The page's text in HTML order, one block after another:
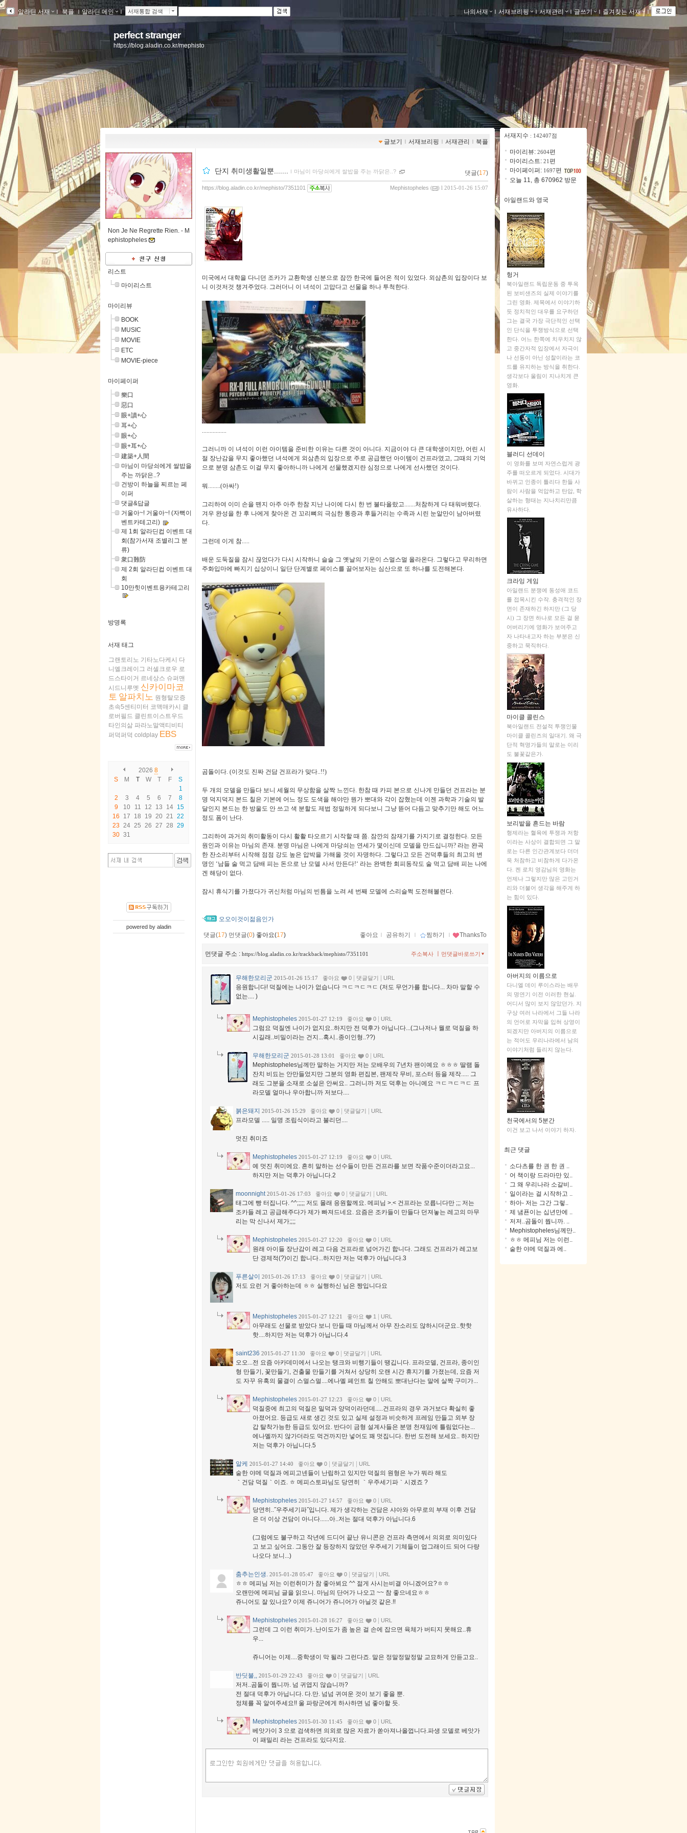
알라딘 서재 ｌ 북플 ｌ 알라딘 메인 ｌ 서재통합 검색 나의서재 ｌ 서재브리핑 ｌ서재관리 ｌ글쓰기 ｌ 즐겨찾는 서재 ｌ
perfect stranger
https://blog.aladin.co.kr/mephisto
글보기 ｌ 서재브리핑 ｌ 서재관리 ｌ 북플
Non Je Ne Regrette Rien. - M
ephistopheles
리스트
마이리스트
마이리뷰
BOOK
MUSIC
MOVIE
ETC
MOVIE-piece
마이페이퍼
樂口
惡口
眼+讀+心
耳+心
眼+心
眼+耳+心
建築+人間
마님이 마당쇠에게 쌀밥을
주는 까닭은..?
건방이 하늘을 찌르는 페
이퍼
댓글&답글
거울아~! 거울아~! (자뻑이
벤트카테고리)
제 1회 알라딘컵 이벤트 대
회(참가서재 조별리그 분
류)
衆口難防
제 2회 알라딘컵 이벤트 대
회
10만힛이벤트용카테고리
방명록
서재 태그
그랜토리노 기타노다케시
다
니엘크레이그 러셀크로우 로
드스타이거 르네상스 슈퍼맨
시드니루멧 신카이마코
토 알파치노 원형탈모증
초속5센티미터 코맥매카시
클
로버필드 클린트이스트우드
타인의삶 파라노말액티비티
퍼덕퍼덕 coldplay EBS
2026 8
S
M T W T F
S
1
2
3 4 5 6 7
8
9
10 11 12 13 14 15
16
17 18 19 20 21 22
23 24 25 26 27 28 29
30 31
powered by aladin
단지 취미생활일뿐....... ｌ 마님이 마당쇠에게 쌀밥을 주는 까닭은..? 댓글(17)
Mephistopheles ( ) l 2015-01-26 15:07
https://blog.aladin.co.kr/mephisto/7351101
미국에서 대학을 다니던 조카가 교환학생 신분으로 잠깐 한국에 들어온 적이 있었다. 외삼촌의 입장이다 보
니 이것저것 챙겨주었다. 그러더니 이 녀석이 고맙다고 선물을 하나 투척한다.
................
그러니까 이 녀석이 이런 아이템을 준비한 이유는 다른 것이 아니다. 지금이야 다 큰 대학생이지만, 어린 시
절 장난감을 무지 좋아했던 녀석에게 외삼촌의 입장으로 주로 공급했던 아이템이 건프라였고, 그때의 기억
으로 분명 삼촌도 이걸 무지 좋아하니까 나에게 선물했겠지란 심정으로 나에게 선사했던 것이다.
뭐 ........(아싸!)
그리하여 이미 손을 뗀지 아주 아주 한참 지난 나이에 다시 한 번 불타올랐고.......처참하게 다 태워버렸다.
겨우 완성을 한 후 나에게 찾아온 건 꼬리뼈의 극심한 통증과 후들거리는 수족과 시린 눈알만이 남아버렸
다.
그런데 이게 참.....
배운 도둑질을 잠시 끊었다가 다시 시작하니 슬슬 그 옛날의 기운이 스멀스멀 올라온다. 그렇다고 무리하면
주화입마에 빠지기 십상이니 일단 단계별로 페이스를 끌어보자는 심산으로 또 하나를 도전해본다.
곰돌이다. (이것도 진짜 건담 건프라가 맞다..!!)
두 개의 모델을 만들다 보니 세월의 무상함을 살짝 느낀다. 한참 때 카피 본으로 신나게 만들던 건프라는 분
명 덕지덕지 본드 칠은 기본에 어느 정도 도색을 해야만 뭔가 뽀대와 각이 잡혔는데 이젠 과학과 기술의 발
달인지 본드는 한 방울도 안 쓰고 색 분할도 제법 정밀하게 되다보니 그냥 뜯어 다듬고 맞추기만 해도 어느
정도 폼이 난다.
그리하여 과거의 취미활동이 다시 활활 타오르기 시작할 때 쯤. 잠깐의 잠재기를 가지기로 결정한다. 모든
원인과 이유는 마님의 존재 . 분명 마님은 나에게 마당쇠는 연세가 몇이신데 모델을 만드십니까? 라는 완곡
한 잔소리부터 시작해 점점 강도 높은 압박을 가해올 것이 자명하다. 그렇다고 모든 건덕후들의 최고의 변
명인 ‘남들 술 먹고 담배 피는 돈으로 난 모델 사서 만든다!‘ 라는 완벽한 회피동작도 술 먹고 담배 피는 나에
겐 해당이 없다.
잠시 휴식기를 가졌다가 귀신처럼 마님의 빈틈을 노려 세 번째 모델에 스리슬쩍 도전해볼련다.
오오이것이젊음인가
댓글(17) 먼댓글(0) 좋아요(17) 좋아요 ｌ 공유하기 ｌ 찜하기 ｌ ThanksTo
먼댓글 주소 : https://blog.aladin.co.kr/trackback/mephisto/7351101 먼댓글바로쓰기
주소복사
무해한모리군 2015-01-26 15:17 좋아요 0 댓글달기 URL
응원합니다! 덕질에는 나이가 없습니다 ㅋㄷㅋㄷㅋㄷ (저도 무언가를 합니다... 차마 말할 수
없는.... )
Mephistopheles 2015-01-27 12:19 좋아요 0 URL
그럼요 덕질엔 나이가 없지요..하지만 전 덕후가 아닙니다...(그나저나 뭘로 덕질을 하
시길래..비밀이라는 건지...혹시..종이인형..??)
무해한모리군 2015-01-28 13:01 좋아요 0 URL
Mephistopheles님께만 말하는 거지만 저는 모배우의 7년차 팬이예요 ㅎㅎㅎ 딸램 돌
잔치 비됴는 안만들었지만 그분의 영화 편집본, 팬제작 무비, 포스터 등을 제작..... 그
래도 그분을 소재로 소설은 안써요.. 그러니까 저도 덕후는 아니예요 ㅋㄷㅋㄷㅋㄷ 프
라모델 얼마나 우아합니까 저보다....
붉은돼지 2015-01-26 15:29 좋아요 0 댓글달기 URL
프라모델 ..... 일명 조립식이라고 불리던....
멋진 취미죠
Mephistopheles 2015-01-27 12:19 좋아요 0 URL
예 멋진 취미에요. 흔히 말하는 선수들이 만든 건프라를 보면 작품수준이더라고요...
하지만 저는 덕후가 아닙니다.2
moonnight 2015-01-26 17:03 좋아요 0 댓글달기 URL
태그에 빵 터집니다. ^^;;;;; 저도 몰래 응원할께요. 메피님 >.< 건프라는 모릅니다만 ;;; 저는
조카들 레고 공급해주다가 제가 빠져드네요. 요즘은 조카들이 만들다 던져놓는 레고의 마무
리는 막 신나서 제가;;;;
Mephistopheles 2015-01-27 12:20 좋아요 0 URL
원래 아이들 장난감이 레고 다음 건프라로 넘어가긴 합니다. 그래도 건프라가 레고보
단 경제적(?)이긴 합니다...하지만 저는 덕후가 아닙니다.3
푸른살이 2015-01-26 17:13 좋아요 0 댓글달기 URL
저도 요런 거 좋아하는데 ㅎㅎ 실행하신 님은 짱입니다요
Mephistopheles 2015-01-27 12:21 좋아요 1 URL
아무래도 선물로 받았다 보니 만들 때 마님께서 아무 잔소리도 않하시더군요..핫핫
핫....하지만 저는 덕후가 아닙니다.4
saint236 2015-01-27 11:30 좋아요 0 댓글달기 URL
오오...전 요즘 아카데미에서 나오는 탱크와 비행기들이 땡깁니다. 프라모델, 건프라, 종이인
형 만들기, 꽃만들기, 건출물 만들기를 거쳐서 상당히 오랜 시간 휴지기를 가졌는데, 요즘 저
도 자꾸 유혹의 물결이 스멀스멀....에나멜 페인트 칠 안해도 뽀대난다는 말에 살짝 구미가...
Mephistopheles 2015-01-27 12:23 좋아요 0 URL
덕질중에 최고의 덕질은 밀덕과 양덕이라던데.....건프라의 경우 과거보다 확실히 좋
아졌어요. 등급도 새로 생긴 것도 있고 실제 설정과 비슷하게 프레임 만들고 외부 장
갑 탈착가능한 등급도 있어요. 반다이 금형 설계사들은 분명 천재임에 틀림없다는...
에나멜까지 않가더라도 먹건까지만 넣어도 꽤 멋집니다. 한번 도전해 보세요.. 하지만
저는 덕후가 아닙니다.5
알케 2015-01-27 14:40 좋아요 0 댓글달기 URL
숱한 야메 덕질과 에피고넨들이 난립하고 있지만 덕질의 원형은 누가 뭐라 해도
｀건담 덕질｀이죠. ㅎ 메피스토파님도 당연히 ｀우주세기파｀시겠죠 ?
Mephistopheles 2015-01-27 14:57 좋아요 0 URL
당연히..˝우주세기파˝입니다. 제가 생각하는 건담은 샤아와 아무로의 부재 이후 건담
은 더 이상 건담이 아니다......아..저는 절대 덕후가 아닙니다.6
(그럼에도 불구하고 작년에 드디어 끝난 유니콘은 건프라 측면에서 의외로 의미있다
고 보고 싶어요. 그동안 잘 등장하지 않았던 우주세기 기체들이 업그래이드 되어 다량
나오다 보니...)
춤추는인생. 2015-01-28 05:47 좋아요 0 댓글달기 URL
ㅎㅎ 메피님 저는 이런취미가 참 좋아뵈요 ^^ 젊게 사시는비결 아니겠어요?ㅎㅎ
오랜만에 메피님 글을 읽으니. 마님의 단어가 나오고 ~~ 참 좋으네요ㅎㅎ
쥬니어도 잘 있나요? 이제 쥬니어가 쥬니어가 아닐것 같은.!!
Mephistopheles 2015-01-28 16:27 좋아요 0 URL
그런데 그 이런 취미가..난이도가 좀 높은 걸 손에 잡으면 육체가 버티지 못해요..휴
우...
쥬니어는 이제....중학생이 막 될라 그런다죠. 말은 정말정말정말 교묘하게 안듣고요..
반딧불,, 2015-01-29 22:43 좋아요 0 댓글달기 URL
저저..곰돌이 뭡니까. 넘 귀엽지 않습니까?
전 절대 덕후가 아닙니다. 다.만. 넘넘 귀여운 것이 보기 좋을 뿐.
정체를 꼭 알여주세요!! 울 파랑군에게 하사하면 넘 좋아할 듯.
Mephistopheles 2015-01-30 11:45 좋아요 0 URL
베앗가이 3 으로 검색하면 의외로 많은 자료가 쏟아져나올껍니다.파생 모델로 베앗가
이 패밀리 라는 건프라도 있다지요.
서재지수 : 142407점
마이리뷰: 2604편
마이리스트: 21편
마이페이퍼: 1697편
오늘 11, 총 670962 방문
아일랜드와 영국
헝거
북아일랜드 독립운동 중 투옥
된 보비샌즈의 실제 이야기를
그린 영화. 제목에서 이야기하
듯 정치적인 대우를 요구하던
그는 결국 가장 극단적인 선택
인 단식을 투쟁방식으로 선택
한다. 어느 한쪽에 치우치지 않
고 중간자적 입장에서 자극이
나 선동이 아닌 성찰이라는 코
드를 유지하는 방식을 취한다.
생각보다 울림이 지나치게 큰
영화.
블러디 선데이
이 영화를 보며 자연스럽게 광
주를 떠오르게 되었다. 시대가
바뀌고 인종이 틀리다 한들 사
람이 사람을 억압하고 탄압, 학
살하는 형태는 지나치리만큼
유사하다.
크라잉 게임
아일랜드 분쟁에 동성애 코드
를 접목시킨 수작. 충격적인 장
면이 존재하긴 하지만 (그 당
시) 그 장면 하나로 모든 걸 묻
어버리기에 영화가 보여주고
자 나타내고자 하는 부분은 신
중하고 묵직하다.
마이클 콜린스
북아일랜드 전설적 투쟁인물
마이클 콜린즈의 일대기. 왜 극
단적 혁명가들의 말로는 이리
도 불꽃같은가.
보리밭을 흔드는 바람
형제라는 혈육에 투쟁과 저항
이라는 사상이 결합되면 그 말
로는 다른 인간관계보다 더더
욱 처참하고 비참하게 다가온
다. 켄 로치 영감님의 영화는
언제나 그렇지만 많은 고민거
리와 더불어 생각을 해주게 하
는 힘이 있다.
아버지의 이름으로
다니엘 데이 루이스라는 배우
의 명연기 이전 이러한 현실.
어디서 많이 보지 않았던가. 지
구상 여러 나라에서 그들 나라
의 언어로 자막을 입혀 상영이
되겠지만 아버지의 이름으로
는 적어도 우리나라에서 남의
이야기처럼 들리지 않는다.
천국에서의 5분간
이건 보고 나서 이야기 하자.
최근 댓글
소다츠를 한 권 한 권 ..
어 책이랑 드라마만 있..
그 왜 우리나라 소갈비..
일이라는 걸 시작하고 ..
하아- 저는 그간 그렇..
제 냄푠이는 십년만에 ..
저저..곰돌이 뭡니까. ..
Mephistopheles님께만..
ㅎㅎ 메피님 저는 이런..
숱한 야메 덕질과 에..